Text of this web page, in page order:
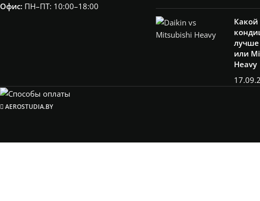
Офис: ПН–ПТ: 10:00–18:00
Какой
или
Heavy
AEROSTUDIA.BY